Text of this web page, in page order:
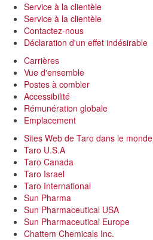
Service à la clientèle
Service à la clientèle
Contactez-nous
Déclaration d'un effet indésirable
Carrières
Vue d'ensemble
Postes à combler
Accessibilité
Rémunération globale
Emplacement
Sites Web de Taro dans le monde
Taro U.S.A
Taro Canada
Taro Israel
Taro International
Sun Pharma
Sun Pharmaceutical USA
Sun Pharmaceutical Europe
Chattem Chemicals Inc.